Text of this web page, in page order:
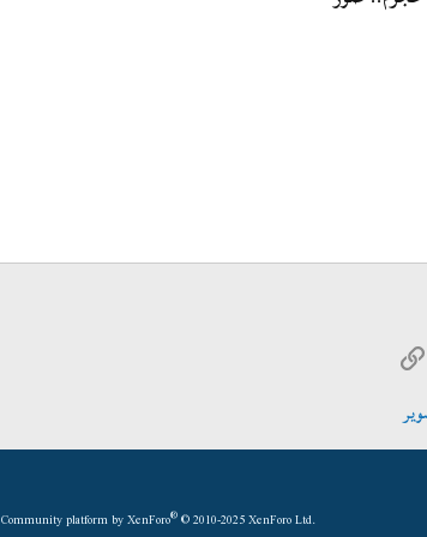
الإلكتروني
الرابط
Community platform by XenForo® © 2010-2025 XenForo Ltd.